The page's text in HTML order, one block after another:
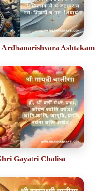
| Ardhanarishvara Ashtakam
Gayatri Chalisa